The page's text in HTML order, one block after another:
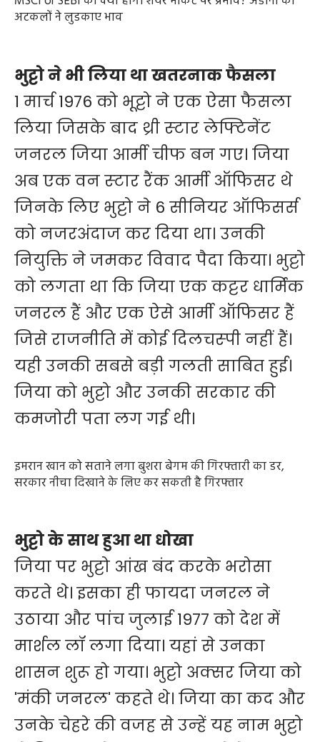
अटकलों ने लुडकाए भाव
भुट्टो ने भी लिया था खतरनाक फैसला
1 मार्च 1976 को भूट्टो ने एक ऐसा फैसला
लिया जिसके बाद थ्री स्‍टार लेफ्टिनेंट
जनरल जिया आर्मी चीफ बन गए। जिया
अब एक वन स्‍टार रैंक आर्मी ऑफिसर थे
जिनके लिए भुट्टो ने 6 सीनियर ऑफिसर्स
को नजरअंदाज कर दिया था। उनकी
नियुक्ति ने जमकर विवाद पैदा किया। भुट्टो
को लगता था कि जिया एक कट्टर धार्मिक
जनरल हैं और एक ऐसे आर्मी ऑफिसर हैं
जिसे राजनीति में कोई दिलचस्‍पी नहीं हैं।
यही उनकी सबसे बड़ी गलती साबित हुई।
जिया को भुट्टो और उनकी सरकार की
कमजोरी पता लग गई थी।
इमरान खान को सताने लगा बुशरा बेगम की गिरफ्तारी का डर,
सरकार नीचा दिखाने के लिए कर सकती है गिरफ्तार
भुट्टो के साथ हुआ था धोखा
जिया पर भुट्टो आंख बंद करके भरोसा
करते थे। इसका ही फायदा जनरल ने
उठाया और पांच जुलाई 1977 को देश में
मार्शल लॉ लगा दिया। यहां से उनका
शासन शुरू हो गया। भुट्टो अक्‍सर जिया को
'मंकी जनरल' कहते थे। जिया का कद और
उनके चेहरे की वजह से उन्‍हें यह नाम भुट्टो